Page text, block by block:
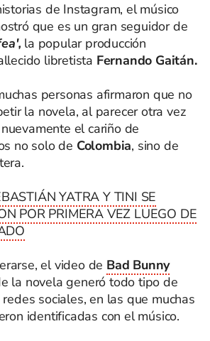
de Instagram, el músico
que es un gran seguidor de
la popular producción
libretista Fernando Gaitán.
personas afirmaron que no
la novela, al parecer otra vez
el cariño de
no solo de Colombia, sino de
YATRA Y TINI SE
POR PRIMERA VEZ LUEGO DE
el video de Bad Bunny
la novela generó todo tipo de
sociales, en las que muchas
identificadas con el músico.